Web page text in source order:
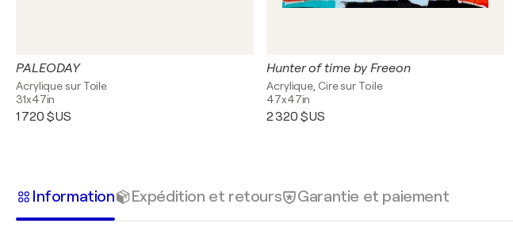
PALEODAY
Acrylique sur Toile
31x47in
1 720 $US
Hunter of time by Freeon
Acrylique, Cire sur Toile
47x47in
2 320 $US
Information Expédition et retours Garantie et paiement